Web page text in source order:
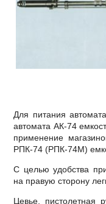
Для питания
автомата АК-74
применение
РПК-74 (РПК-74М)
С целью удобства
на правую сторону
Цевье, пистолетная